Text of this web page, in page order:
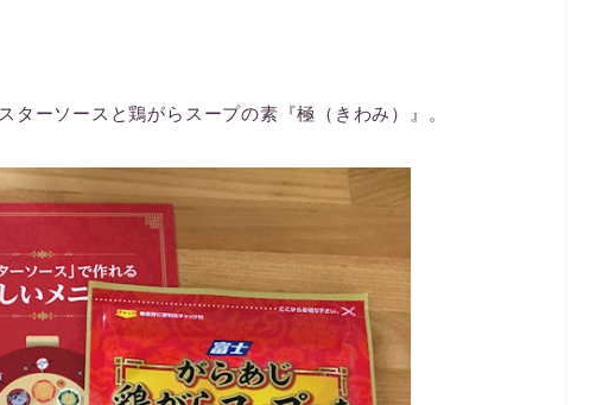
ターソースと鶏がらスープの素『極（きわみ）』。